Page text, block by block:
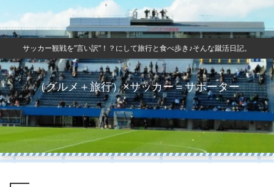
サッカー観戦を"言い訳"！？にして旅行と食べ歩き♪そんな蹴活日記。
（グルメ＋旅行）×サッカー＝サポーター